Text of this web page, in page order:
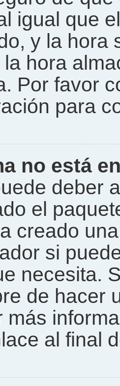
igual que
y la hora
hora
Por favor
para
no está
deber
el
creado
si
necesita.
de hacer
más
al final